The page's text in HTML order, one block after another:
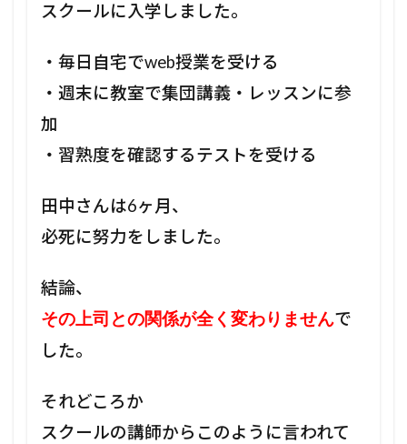
スクールに入学しました。
・毎日自宅でweb授業を受ける
・週末に教室で集団講義・レッスンに参
加
・習熟度を確認するテストを受ける
田中さんは6ヶ月、
必死に努力をしました。
結論、
その上司との関係が全く変わりませんで
した。
それどころか
スクールの講師からこのように言われて